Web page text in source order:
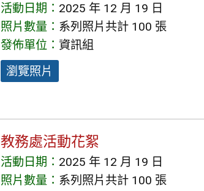
活動日期： 2025 年 12 月 19 日
照片數量： 系列照片共計 100 張
發佈單位： 資訊組
瀏覽照片
教務處活動花絮
活動日期： 2025 年 12 月 19 日
照片數量： 系列照片共計 100 張